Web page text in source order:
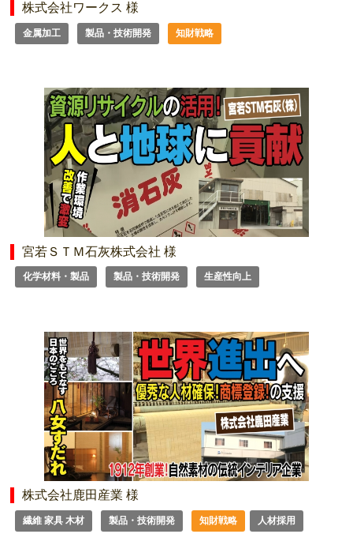
株式会社ワークス 様
金属加工 製品・技術開発 知財戦略
宮若ＳＴＭ石灰株式会社 様
化学材料・製品 製品・技術開発 生産性向上
株式会社鹿田産業 様
繊維 家具 木材 製品・技術開発 知財戦略 人材採用